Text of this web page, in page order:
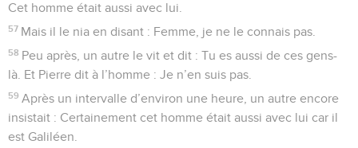
Cet homme était aussi avec lui.
57 Mais il le nia en disant : Femme, je ne le connais pas.
58 Peu après, un autre le vit et dit : Tu es aussi de ces gens-
là. Et Pierre dit à l’homme : Je n’en suis pas.
59 Après un intervalle d’environ une heure, un autre encore
insistait : Certainement cet homme était aussi avec lui car il
est Galiléen.